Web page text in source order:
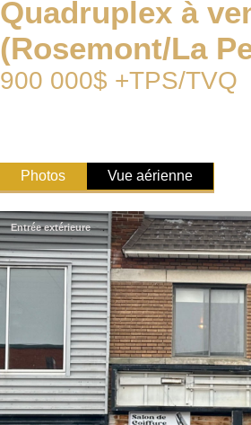
Quadruplex à
(Rosemont/La
900 000$ +TPS/TVQ
Photos Vue aérienne
Entrée extérieure